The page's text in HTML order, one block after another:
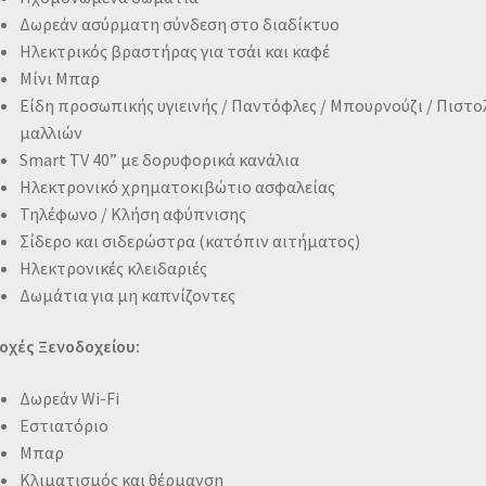
Δωρεάν ασύρματη σύνδεση στο διαδίκτυο
Ηλεκτρικός βραστήρας για τσάι και καφέ
Μίνι Μπαρ
Είδη προσωπικής υγιεινής / Παντόφλες / Μπουρνούζι /
μαλλιών
Smart TV 40” με δορυφορικά κανάλια
Ηλεκτρονικό χρηματοκιβώτιο ασφαλείας
Τηλέφωνο / Κλήση αφύπνισης
Σίδερο και σιδερώστρα (κατόπιν αιτήματος)
Ηλεκτρονικές κλειδαριές
Δωμάτια για μη καπνίζοντες
Ξενοδοχείου:
Δωρεάν Wi-Fi
Εστιατόριο
Μπαρ
Κλιματισμός και θέρμανση